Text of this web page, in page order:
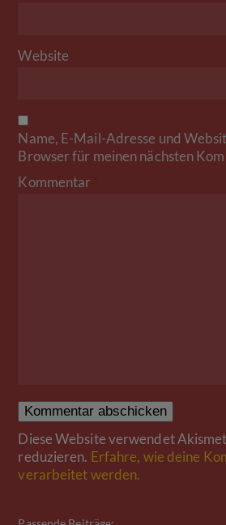
Website
Name, E-Mail-Adresse und
Browser für meinen nächsten
Kommentar
Diese Website verwendet
reduzieren. Erfahre, wie deine
verarbeitet werden.